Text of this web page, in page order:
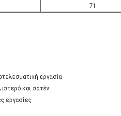
71
εργασία
και σατέν
εργασίες